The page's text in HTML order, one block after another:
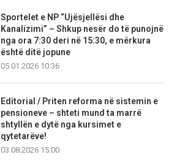
Sportelet e NP “Ujësjellësi dhe
Kanalizimi” – Shkup nesër do të punojnë
nga ora 7:30 deri në 15:30, e mërkura
është ditë jopune
05.01.2026 10:36
Editorial / Priten reforma në sistemin e
pensioneve – shteti mund ta marrë
shtyllën e dytë nga kursimet e
qytetarëve!
03.08.2026 15:00